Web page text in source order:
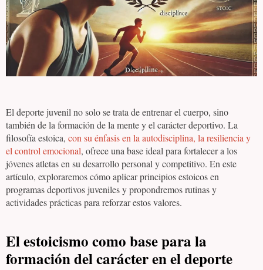
El deporte juvenil no solo se trata de entrenar el cuerpo, sino
también de la formación de la mente y el carácter deportivo. La
filosofía estoica, con su énfasis en la autodisciplina, la resiliencia y
el control emocional, ofrece una base ideal para fortalecer a los
jóvenes atletas en su desarrollo personal y competitivo. En este
artículo, exploraremos cómo aplicar principios estoicos en
programas deportivos juveniles y propondremos rutinas y
actividades prácticas para reforzar estos valores.
El estoicismo como base para la
formación del carácter en el deporte